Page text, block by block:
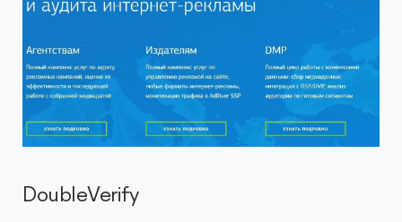
DoubleVerify